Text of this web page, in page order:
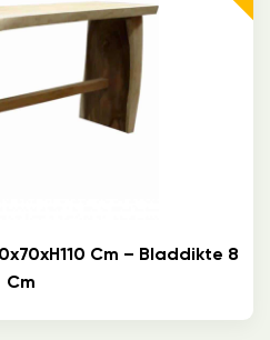
Cm – Bladdikte 8
Cm